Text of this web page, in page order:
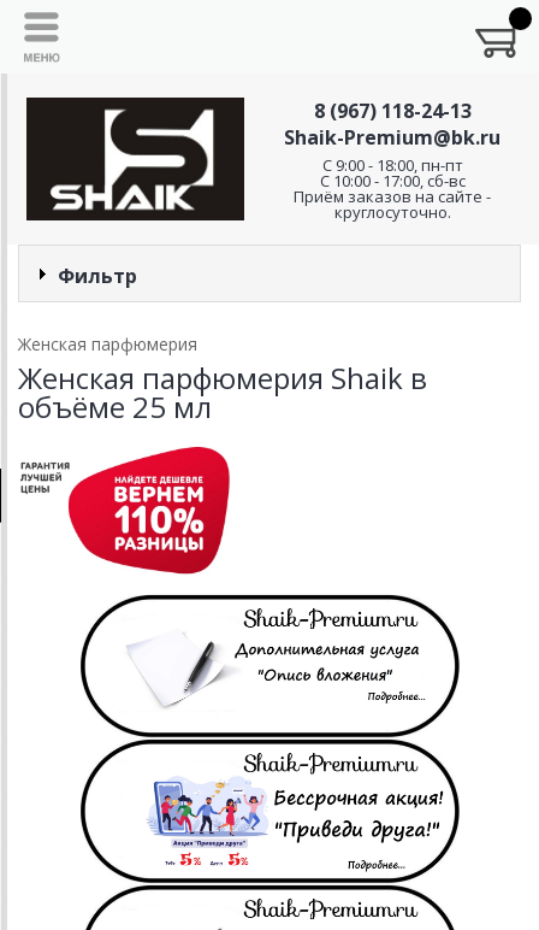
8 (967) 118-24-13
Shaik-Premium@bk.ru
C 9:00 - 18:00, пн-пт
С 10:00 - 17:00, сб-вс
Приём заказов на сайте -
круглосуточно.
Фильтр
Женская парфюмерия
Женская парфюмерия Shaik в
объёме 25 мл